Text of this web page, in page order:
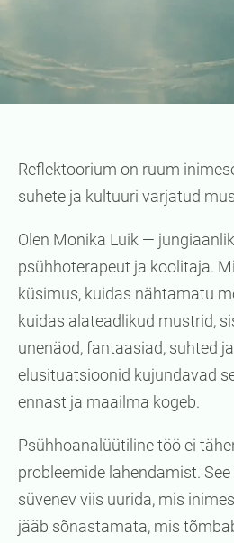
Reflektoorium on ruum
suhete ja kultuuri varjatud
Olen Monika Luik —
psühhoterapeut ja koolitaja.
küsimus, kuidas nähtamatu
kuidas alateadlikud mustrid,
unenäod, fantaasiad, suhted
elusituatsioonid kujundavad
ennast ja maailma kogeb.
Psühhoanalüütiline töö ei
probleemide lahendamist.
süvenev viis uurida, mis
jääb sõnastamata, mis